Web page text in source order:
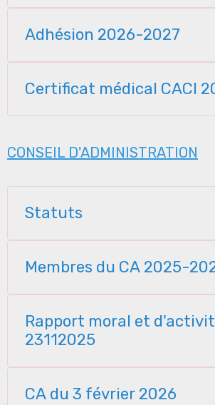
Adhésion 2026-2027
Certificat médical CACI
CONSEIL D'ADMINISTRATION
Statuts
Membres du CA 2025-
Rapport moral et
23112025
CA du 3 février 2026